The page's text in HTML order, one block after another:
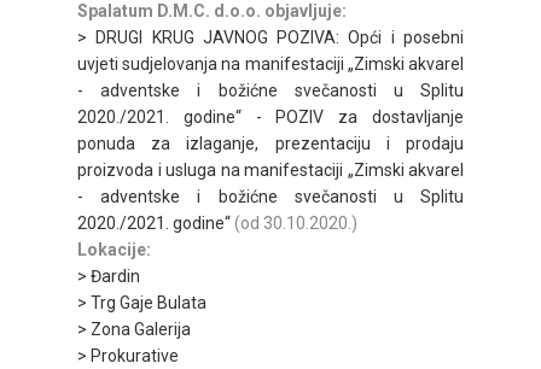
Spalatum D.M.C. d.o.o. objavljuje:
> DRUGI KRUG JAVNOG POZIVA: Opći i posebni
uvjeti sudjelovanja na manifestaciji „Zimski akvarel
- adventske i božićne svečanosti u Splitu
2020./2021. godine“ - POZIV za dostavljanje
ponuda za izlaganje, prezentaciju i prodaju
proizvoda i usluga na manifestaciji „Zimski akvarel
- adventske i božićne svečanosti u Splitu
2020./2021. godine“(od 30.10.2020.)
Lokacije:
> Đardin
> Trg Gaje Bulata
> Zona Galerija
> Prokurative